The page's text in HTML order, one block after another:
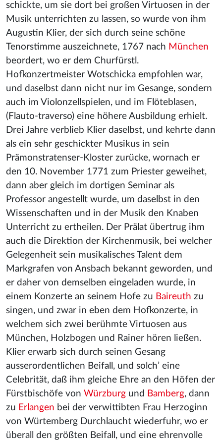
schickte, um sie dort bei großen Virtuosen in der
Musik unterrichten zu lassen, so wurde von ihm
Augustin Klier, der sich durch seine schöne
Tenorstimme auszeichnete, 1767 nach München
beordert, wo er dem Churfürstl.
Hofkonzertmeister Wotschicka empfohlen war,
und daselbst dann nicht nur im Gesange, sondern
auch im Violonzellspielen, und im Flöteblasen,
(Flauto-traverso) eine höhere Ausbildung erhielt.
Drei Jahre verblieb Klier daselbst, und kehrte dann
als ein sehr geschickter Musikus in sein
Prämonstratenser-Kloster zurücke, wornach er
den 10. November 1771 zum Priester geweihet,
dann aber gleich im dortigen Seminar als
Professor angestellt wurde, um daselbst in den
Wissenschaften und in der Musik den Knaben
Unterricht zu ertheilen. Der Prälat übertrug ihm
auch die Direktion der Kirchenmusik, bei welcher
Gelegenheit sein musikalisches Talent dem
Markgrafen von Ansbach bekannt geworden, und
er daher von demselben eingeladen wurde, in
einem Konzerte an seinem Hofe zu Baireuth zu
singen, und zwar in eben dem Hofkonzerte, in
welchem sich zwei berühmte Virtuosen aus
München, Holzbogen und Rainer hören ließen.
Klier erwarb sich durch seinen Gesang
ausserordentlichen Beifall, und solch’ eine
Celebrität, daß ihm gleiche Ehre an den Höfen der
Fürstbischöfe von Würzburg und Bamberg, dann
zu Erlangen bei der verwittibten Frau Herzoginn
von Würtemberg Durchlaucht wiederfuhr, wo er
überall den größten Beifall, und eine ehrenvolle